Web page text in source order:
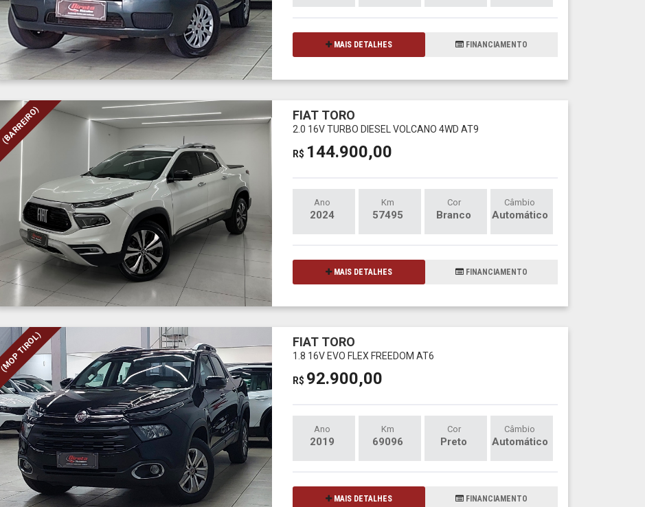
MAIS DETALHES FINANCIAMENTO
(BARREIRO) FIAT TORO
2.0 16V TURBO DIESEL VOLCANO 4WD AT9
R$ 144.900,00
Ano
2024
Km
57495
Cor
Branco
Câmbio
Automático
MAIS DETALHES FINANCIAMENTO
TIROL) FIAT TORO
1.8 16V EVO FLEX FREEDOM AT6
R$ 92.900,00
Ano
2019
Km
69096
Cor
Preto
Câmbio
Automático
MAIS DETALHES FINANCIAMENTO